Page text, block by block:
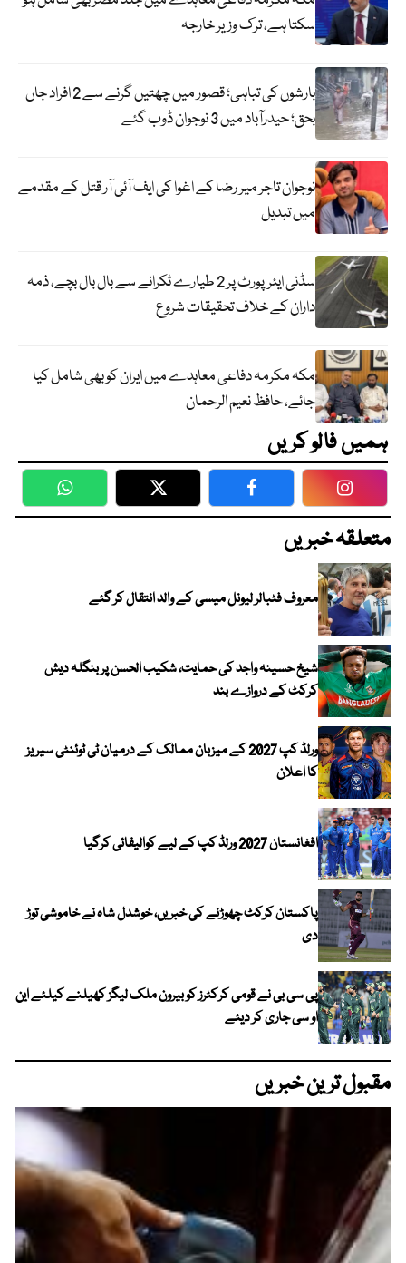
سکتا ہے، ترک وزیر خارجہ
بارشوں کی تباہی؛ قصور میں چھتیں گرنے سے 2 افراد جاں
بحق؛ حیدرآباد میں 3 نوجوان ڈوب گئے
نوجوان تاجر میر رضا کے اغوا کی ایف آئی آر قتل کے مقدمے
میں تبدیل
سڈنی ایئرپورٹ پر 2 طیارے ٹکرانے سے بال بال بچے، ذمہ
داران کے خلاف تحقیقات شروع
مکہ مکرمہ دفاعی معاہدے میں ایران کو بھی شامل کیا
جائے، حافظ نعیم الرحمان
ہمیں فالو کریں
WhatsApp Twitter Facebook
متعلقہ خبریں
معروف فٹبالر لیونل میسی کے والد انتقال کر گئے
شیخ حسینہ واجد کی حمایت، شکیب الحسن پر بنگلہ دیش
کرکٹ کے دروازے بند
ورلڈ کپ 2027 کے میزبان ممالک کے درمیان ٹی ٹوئنٹی سیریز
کا اعلان
افغانستان 2027 ورلڈ کپ کے لیے کوالیفائی کرگیا
پاکستان کرکٹ چھوڑنے کی خبریں، خوشدل شاہ نے خاموشی توڑ
دی
پی سی بی نے قومی کرکٹرز کو بیرون ملک لیگز کھیلنے کیلئے این
او سی جاری کر دیئے
مقبول ترین خبریں